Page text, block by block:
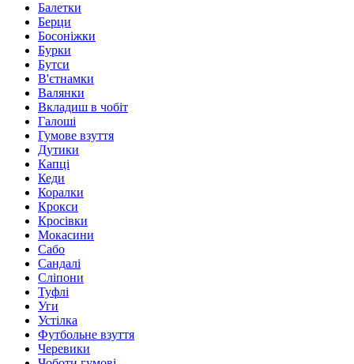
Балетки
Берци
Босоніжки
Бурки
Бутси
В'єтнамки
Валянки
Вкладиш в чобіт
Галоші
Гумове взуття
Дутики
Капці
Кеди
Коралки
Крокси
Кросівки
Мокасини
Сабо
Сандалі
Сліпони
Туфлі
Уги
Устілка
Футбольне взуття
Черевики